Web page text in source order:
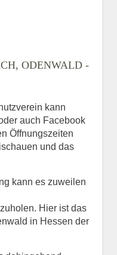
ODENWALD -
kann
auch Facebook
Öffnungszeiten
und das
kann es zuweilen
Hier ist das
in Hessen der